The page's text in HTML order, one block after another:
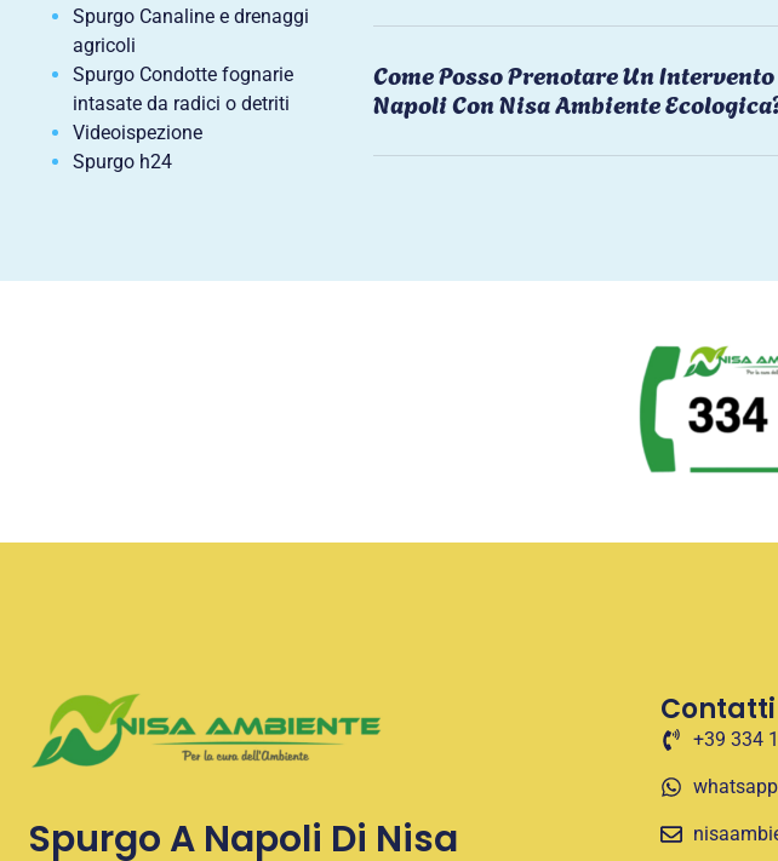
Spurgo Canaline e drenaggi
agricoli
Spurgo Condotte fognarie
intasate da radici o detriti
Videoispezione
Spurgo h24
Come Posso Prenotare Un
Napoli Con Nisa Ambiente
Spurgo A Napoli Di Nisa
Contatti
+39 334
whatsapp